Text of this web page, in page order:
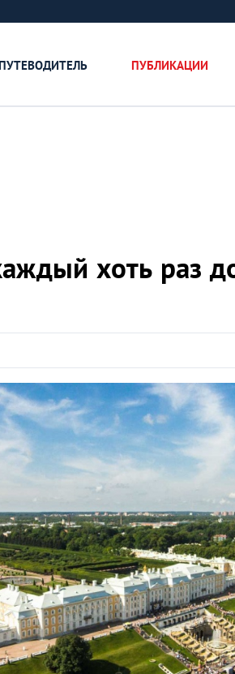
ПУТЕВОДИТЕЛЬ ПУБЛИКАЦИИ
хоть раз